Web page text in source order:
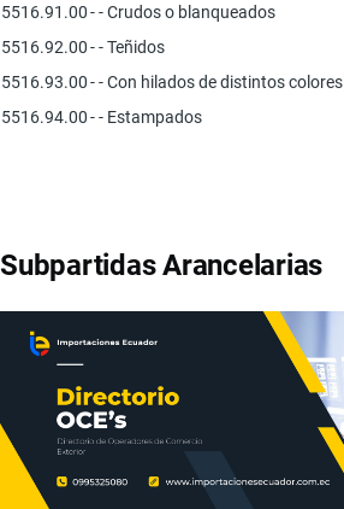
5516.91.00- - Crudos o blanqueados
5516.92.00- - Teñidos
5516.93.00- - Con hilados de distintos colores
5516.94.00- - Estampados
Subpartidas Arancelarias